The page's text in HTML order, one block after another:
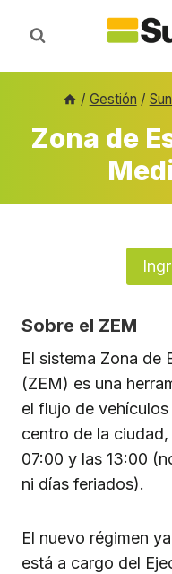
/ Gestión /
Zona de
Sobre el ZEM
El sistema Zona de
(ZEM) es una
el flujo de
centro de la
07:00 y las 13:00
ni días feriados).
El nuevo régimen
está a cargo del